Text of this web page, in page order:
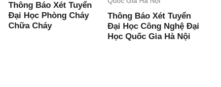
Thông Báo Xét Tuyển
Đại Học Phòng Cháy
Chữa Cháy
Thông Báo Xét Tuyển
Đại Học Công Nghệ Đại
Học Quốc Gia Hà Nội